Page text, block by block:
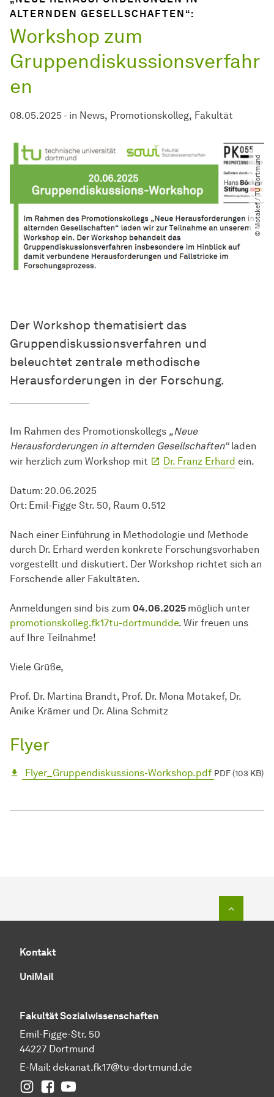
ALTERNDEN GESELLSCHAFTEN“:
Workshop zum
Gruppendiskussionsverfahr
en
08.05.2025 - in News Promotionskolleg Fakultät
© Motakef ​/​ TU Dortmund
Der Workshop thematisiert das
Gruppendiskussionsverfahren und
beleuchtet zentrale methodische
Herausforderungen in der Forschung.
Im Rahmen des Promotionskollegs „Neue
Herausforderungen in alternden Gesellschaften“laden
wir herzlich zum Workshop mit
Dr. Franz Erhard ein.
Datum: 20.06.2025
Ort: Emil-Figge Str. 50, Raum 0.512
Nach einer Einführung in Methodologie und Methode
durch Dr. Erhard werden konkrete Forschungsvorhaben
vorgestellt und diskutiert. Der Workshop richtet sich an
Forschende aller Fakultäten.
Anmeldungen sind bis zum 04.06.2025 möglich unter
promotionskolleg.fk17tu-dortmundde. Wir freuen uns
auf Ihre Teilnahme!
Viele Grüße,
Prof. Dr. Martina Brandt, Prof. Dr. Mona Motakef, Dr.
Anike Krämer und Dr. Alina Schmitz
Flyer
Flyer_Gruppendiskussions-Workshop.pdf PDF (103 KB)
Kontakt
UniMail
FakultätSozial­wissen­schaften
Emil-Figge-Str. 50
44227 Dortmund
E-Mail: dekanat.fk17@tu-dortmund.de
InstagramFacebook
YouTube